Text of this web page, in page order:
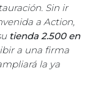
Sin ir
a Action,
tienda 2.500 en
a una firma
la ya